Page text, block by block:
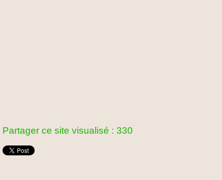
Partager ce site visualisé : 330